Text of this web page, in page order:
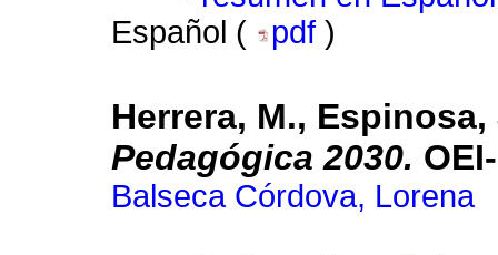
Español (
pdf )
Herrera, M.,
Pedagógica 2030.
Balseca Córdova, Lorena